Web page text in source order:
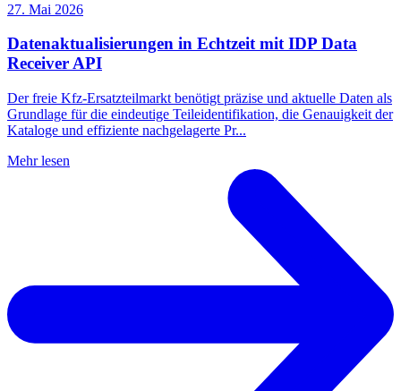
27. Mai 2026
Datenaktualisierungen in Echtzeit mit IDP Data
Receiver API
Der freie Kfz-Ersatzteilmarkt benötigt präzise und aktuelle Daten als
Grundlage für die eindeutige Teileidentifikation, die Genauigkeit der
Kataloge und effiziente nachgelagerte Pr...
Mehr lesen